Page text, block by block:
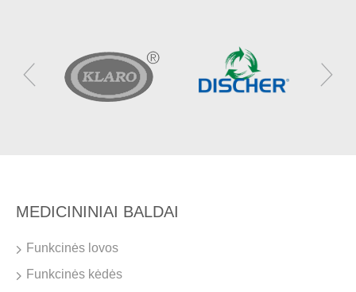
MEDICININIAI BALDAI
Funkcinės lovos
Funkcinės kėdės